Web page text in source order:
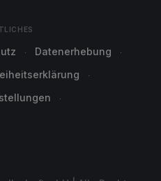
Datenerhebung